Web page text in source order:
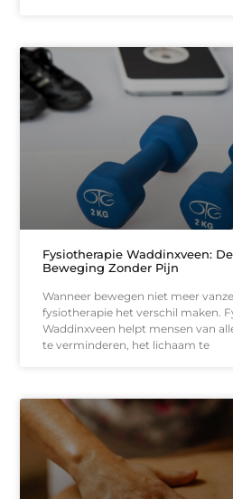
Fysiotherapie Waddinxveen:
Beweging Zonder Pijn
Wanneer bewegen niet meer
fysiotherapie het verschil maken.
Waddinxveen helpt mensen van
te verminderen, het lichaam te